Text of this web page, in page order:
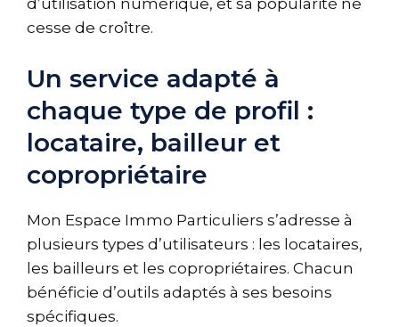
cesse de croître.
Un service adapté à
chaque type de profil :
locataire, bailleur et
copropriétaire
Mon Espace Immo Particuliers s’adresse à
plusieurs types d’utilisateurs : les locataires,
les bailleurs et les copropriétaires. Chacun
bénéficie d’outils adaptés à ses besoins
spécifiques.